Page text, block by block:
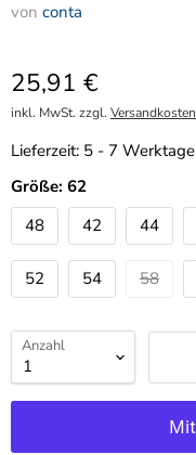
von conta
25,91 €
inkl. MwSt. zzgl. Versandkosten
Lieferzeit: 5 - 7 Werktage
Größe: 62
48
42 44
52 54 58
Anzahl